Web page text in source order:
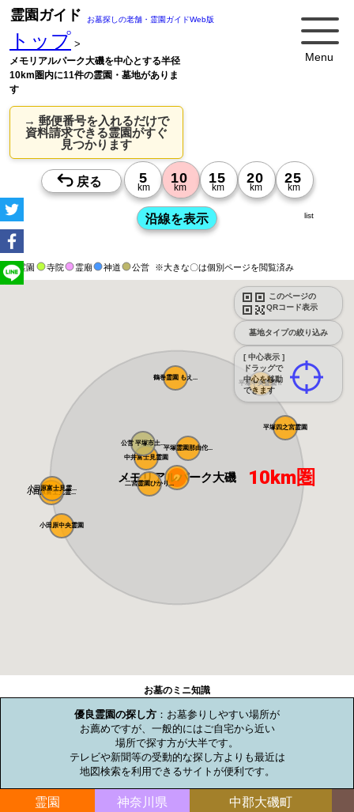
Menu
霊園ガイド お墓探しの老舗・霊園ガイドWeb版
トップ >
メモリアルパーク大磯を中心とする半径
10km圏内に11件の霊園・墓地がありま
す
→ 郵便番号を入れるだけで
資料請求できる霊園がすぐ
見つかります
霊園 寺院 霊廟 神道 公営 ※大きな〇は個別ページを閲覧済み
このページの
QRコード表示
墓地タイプの絞り込み
[ 中心表示 ]
ドラッグで
中心を移動
できます
list
平塚四之宮霊園
鶴巻霊園 もえ...
平塚中央霊園Ⅱ
小田原富士見霊...
中井富士見霊園
二宮霊園ひかり...
平塚霊園那由佗...
小田原中央霊園
公営 平塚市土...
小田原富士見霊...
メモリアルパーク大磯 10km圏
お墓のミニ知識
優良霊園の探し方 ：お墓参りしやすい場所が
お薦めですが、一般的にはご自宅から近い
場所で探す方が大半です。
テレビや新聞等の受動的な探し方よりも最近は
地図検索を利用できるサイトが便利です。
霊園 神奈川県 中郡大磯町